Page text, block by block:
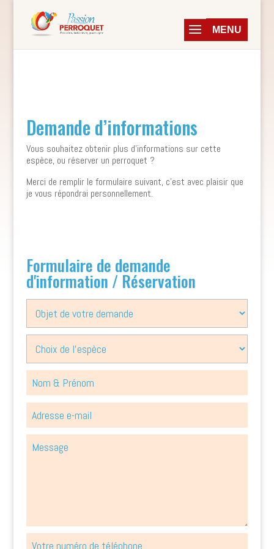
Demande d’informations
Vous souhaitez obtenir plus d’informations sur cette
espèce, ou réserver un perroquet ?
Merci de remplir le formulaire suivant, c’est avec plaisir que
je vous répondrai personnellement.
Formulaire de demande
d'information / Réservation